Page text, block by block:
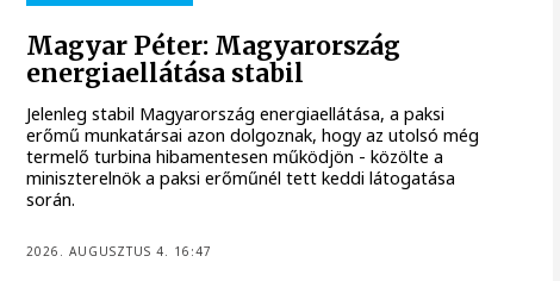
Magyar Péter: Magyarország
energiaellátása stabil
Jelenleg stabil Magyarország energiaellátása, a paksi
erőmű munkatársai azon dolgoznak, hogy az utolsó még
termelő turbina hibamentesen működjön - közölte a
miniszterelnök a paksi erőműnél tett keddi látogatása
során.
2026. AUGUSZTUS 4. 16:47